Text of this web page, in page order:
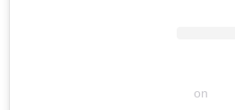
on